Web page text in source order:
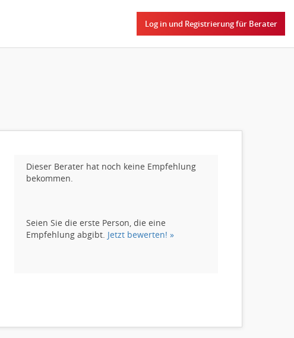
Log in und Registrierung für Berater
Dieser Berater hat noch keine Empfehlung
bekommen.
Seien Sie die erste Person, die eine
Empfehlung abgibt. Jetzt bewerten! »